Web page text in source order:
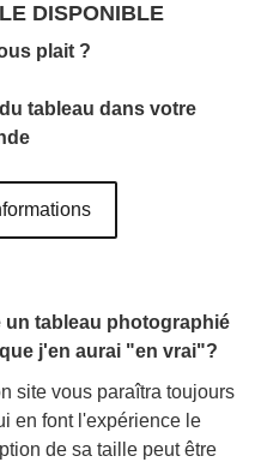
DISPONIBLE
plait ?
tableau dans votre
un tableau photographié
j'en aurai "en vrai"?
site vous paraîtra toujours
en font l'expérience le
de sa taille peut être